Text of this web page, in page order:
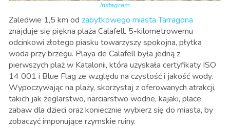
Instagram
Zaledwie 1,5 km od zabytkowego miasta Tarragona
znajduje się piękna plaża Calafell. 5-kilometrowemu
odcinkowi złotego piasku towarzyszy spokojna, płytka
woda przy brzegu. Playa de Calafell była jedną z
pierwszych plaż w Katalonii, która uzyskała certyfikaty ISO
14 001 i Blue Flag ze względu na czystość i jakość wody.
Wypoczywając na plaży, skorzystaj z oferowanych atrakcji,
takich jak żeglarstwo, narciarstwo wodne, kajaki, place
zabaw dla dzieci oraz koniecznie wybierz się do miasta, by
zobaczyć imponujące rzymskie ruiny.